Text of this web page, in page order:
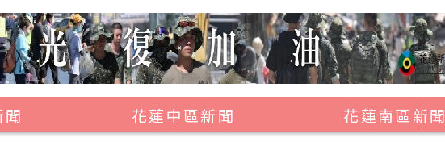
花蓮中區新聞
花蓮南區新聞